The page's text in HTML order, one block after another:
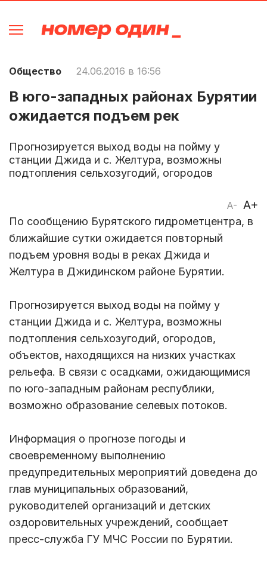
Общество 24.06.2016 в 16:56
В юго-западных районах Бурятии
ожидается подъем рек
Прогнозируется выход воды на пойму у
станции Джида и с. Желтура, возможны
подтопления сельхозугодий, огородов
A- A+
По сообщению Бурятского гидрометцентра, в
ближайшие сутки ожидается повторный
подъем уровня воды в реках Джида и
Желтура в Джидинском районе Бурятии.
Прогнозируется выход воды на пойму у
станции Джида и с. Желтура, возможны
подтопления сельхозугодий, огородов,
объектов, находящихся на низких участках
рельефа. В связи с осадками, ожидающимися
по юго-западным районам республики,
возможно образование селевых потоков.
Информация о прогнозе погоды и
своевременному выполнению
предупредительных мероприятий доведена до
глав муниципальных образований,
руководителей организаций и детских
оздоровительных учреждений, сообщает
пресс-служба ГУ МЧС России по Бурятии.